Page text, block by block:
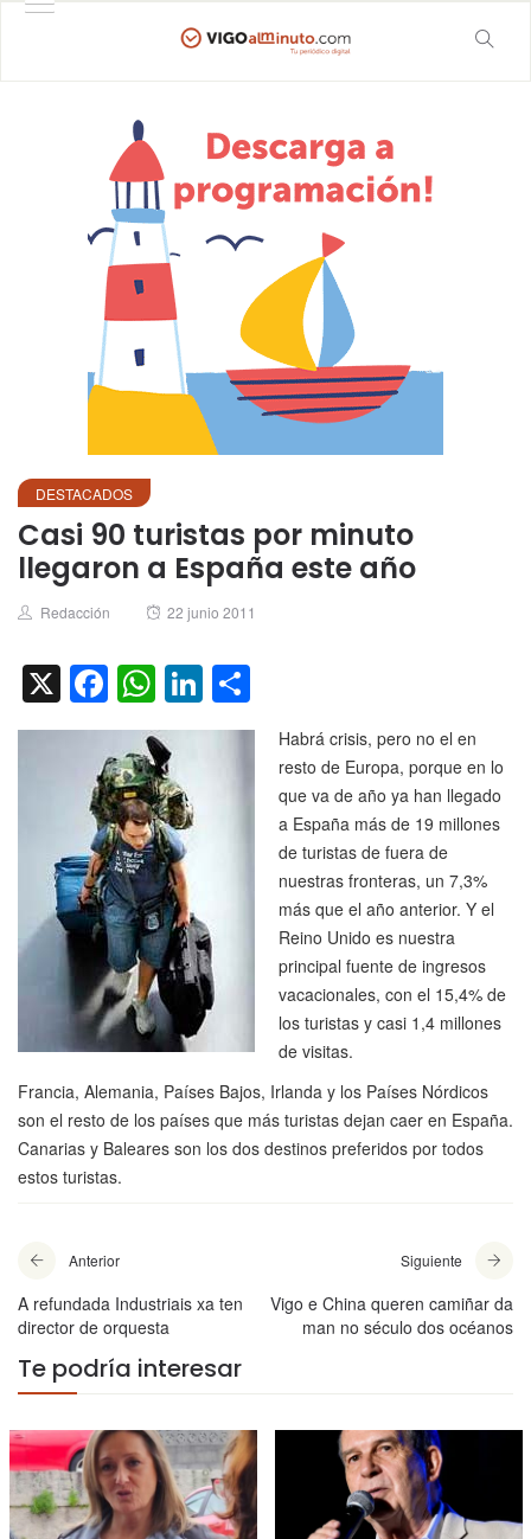
DESTACADOS
Casi 90 turistas por minuto
llegaron a España este año
Author
Redacción
Posted
22 junio 2011
X Facebook
WhatsApp
LinkedIn
Habrá crisis, pero no el en
resto de Europa, porque en lo
que va de año ya han llegado
a España más de 19 millones
de turistas de fuera de
nuestras fronteras, un 7,3%
más que el año anterior. Y el
Reino Unido es nuestra
principal fuente de ingresos
vacacionales, con el 15,4% de
los turistas y casi 1,4 millones
de visitas.
Francia, Alemania, Países Bajos, Irlanda y los Países Nórdicos
son el resto de los países que más turistas dejan caer en España.
Canarias y Baleares son los dos destinos preferidos por todos
estos turistas.
Anterior
A refundada Industriais xa ten
director de orquesta
Siguiente
Vigo e China queren camiñar da
man no século dos océanos
Te podría interesar